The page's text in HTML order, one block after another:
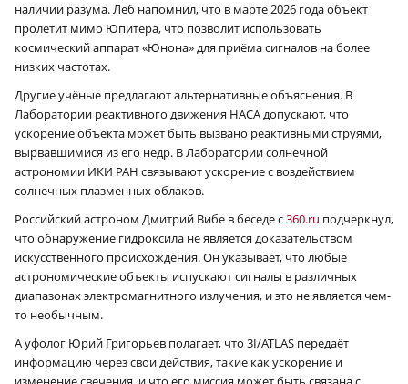
наличии разума. Леб напомнил, что в марте 2026 года объект
пролетит мимо Юпитера, что позволит использовать
космический аппарат «Юнона» для приёма сигналов на более
низких частотах.
Другие учёные предлагают альтернативные объяснения. В
Лаборатории реактивного движения НАСА допускают, что
ускорение объекта может быть вызвано реактивными струями,
вырвавшимися из его недр. В Лаборатории солнечной
астрономии ИКИ РАН связывают ускорение с воздействием
солнечных плазменных облаков.
Российский астроном Дмитрий Вибе в беседе с360.ru подчеркнул,
что обнаружение гидроксила не является доказательством
искусственного происхождения. Он указывает, что любые
астрономические объекты испускают сигналы в различных
диапазонах электромагнитного излучения, и это не является чем-
то необычным.
А уфолог Юрий Григорьев полагает, что 3I/ATLAS передаёт
информацию через свои действия, такие как ускорение и